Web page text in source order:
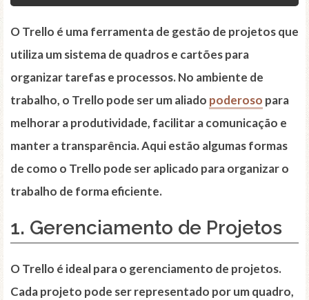
O Trello é uma ferramenta de gestão de projetos que
utiliza um sistema de quadros e cartões para
organizar tarefas e processos. No ambiente de
trabalho, o Trello pode ser um aliado poderoso para
melhorar a produtividade, facilitar a comunicação e
manter a transparência. Aqui estão algumas formas
de como o Trello pode ser aplicado para organizar o
trabalho de forma eficiente.
1. Gerenciamento de Projetos
O Trello é ideal para o gerenciamento de projetos.
Cada projeto pode ser representado por um quadro,